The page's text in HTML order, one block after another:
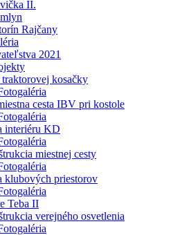
II.
Rajčany
2021
kosačky
cesta IBV pri kostole
interiéru KD
miestnej cesty
klubových priestorov
Teba II
verejného osvetlenia